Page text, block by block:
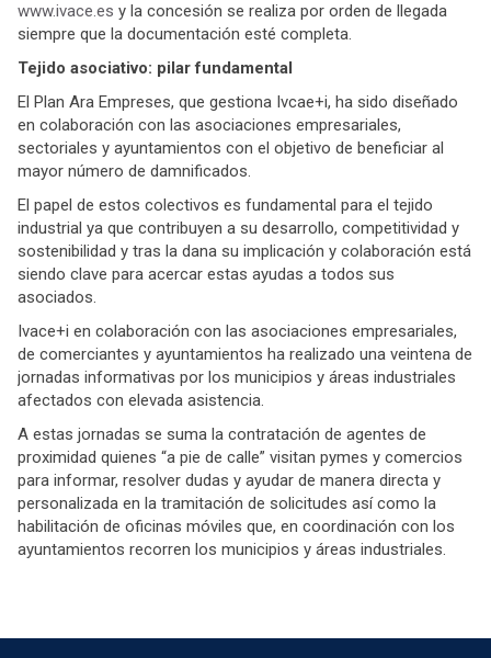
www.ivace.es y la concesión se realiza por orden de llegada
siempre que la documentación esté completa.
Tejido asociativo: pilar fundamental
El Plan Ara Empreses, que gestiona Ivcae+i, ha sido diseñado
en colaboración con las asociaciones empresariales,
sectoriales y ayuntamientos con el objetivo de beneficiar al
mayor número de damnificados.
El papel de estos colectivos es fundamental para el tejido
industrial ya que contribuyen a su desarrollo, competitividad y
sostenibilidad y tras la dana su implicación y colaboración está
siendo clave para acercar estas ayudas a todos sus
asociados.
Ivace+i en colaboración con las asociaciones empresariales,
de comerciantes y ayuntamientos ha realizado una veintena de
jornadas informativas por los municipios y áreas industriales
afectados con elevada asistencia.
A estas jornadas se suma la contratación de agentes de
proximidad quienes “a pie de calle” visitan pymes y comercios
para informar, resolver dudas y ayudar de manera directa y
personalizada en la tramitación de solicitudes así como la
habilitación de oficinas móviles que, en coordinación con los
ayuntamientos recorren los municipios y áreas industriales.